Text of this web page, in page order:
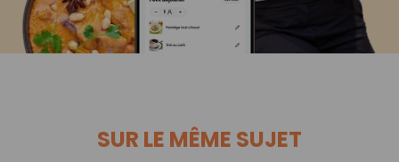
SUR LE MÊME SUJET